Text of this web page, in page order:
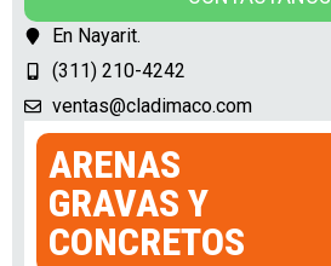
En Nayarit.
(311) 210-4242
ventas@cladimaco.com
ARENAS
GRAVAS Y
CONCRETOS